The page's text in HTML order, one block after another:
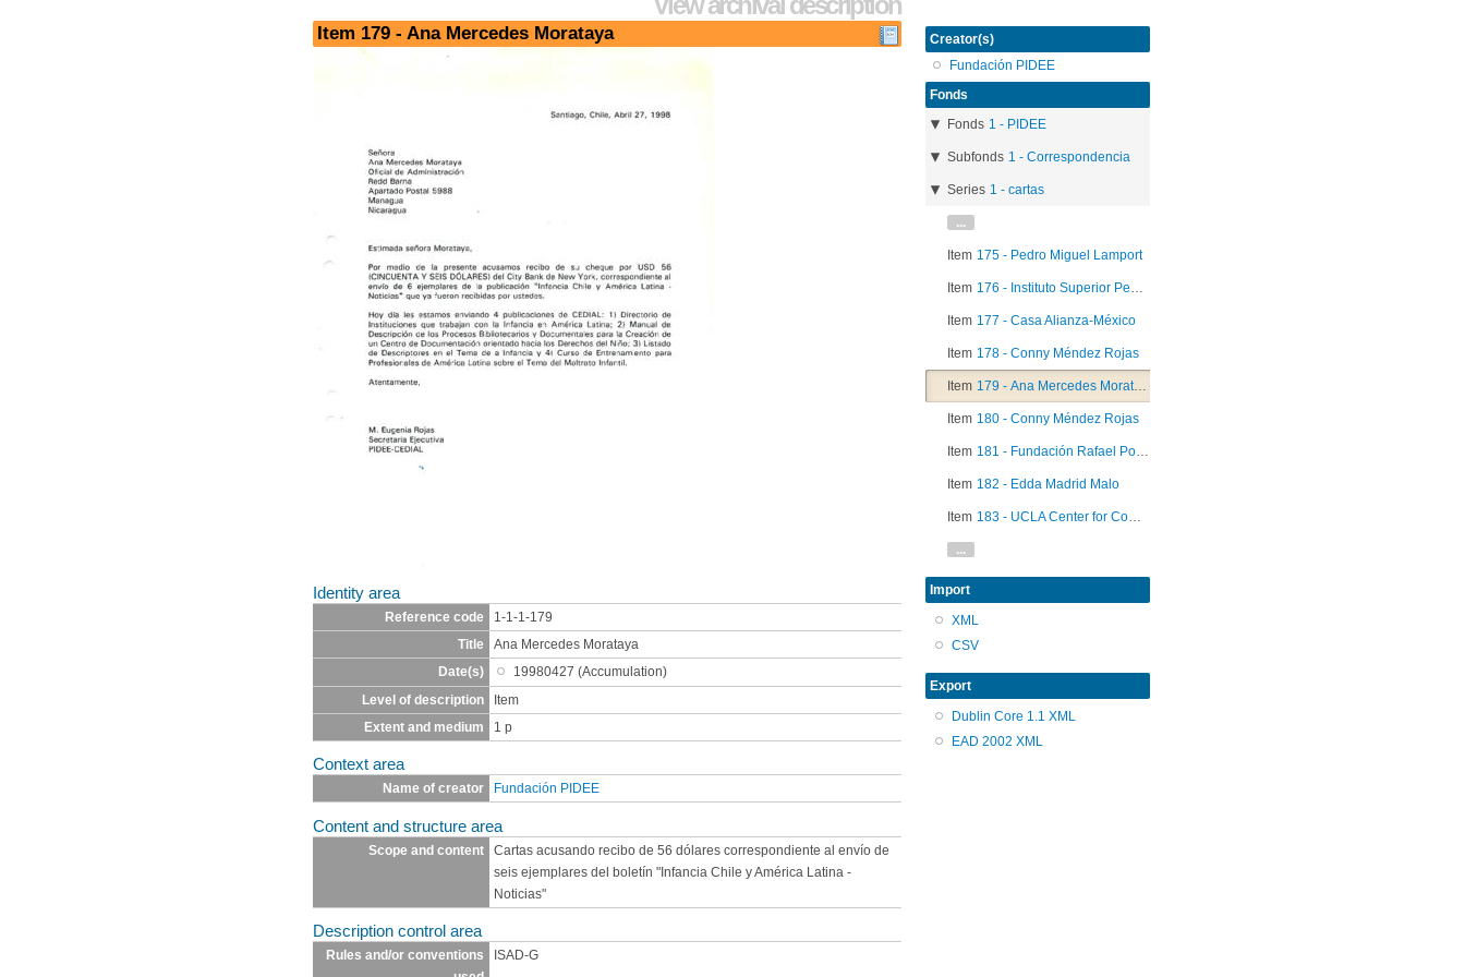
Item 179 - Ana Mercedes Morataya
Identity area
Reference code
1-1-1-179
Title
Ana Mercedes Morataya
Date(s)
19980427 (Accumulation)
Level of description
Item
Extent and medium
1 p
Context area
Name of creator Fundación PIDEE
Content and structure area
Scope and content
Cartas acusando recibo de 56 dólares correspondiente al envío de
seis ejemplares del boletín "Infancia Chile y América Latina -
Noticias"
Description control area
Rules and/or conventions
ISAD-G
Creator(s)
Fundación PIDEE
Fonds
Fonds 1 - PIDEE
Subfonds 1 - Correspondencia
Series 1 - cartas
...
Item 175 - Pedro Miguel Lamport
Item 176 - Instituto Superior Pedagógico "Pepito Tey"
Item 177 - Casa Alianza-México
Item 178 - Conny Méndez Rojas
Item 179 - Ana Mercedes Morataya
Item 180 - Conny Méndez Rojas
Item 181 - Fundación Rafael Pombo
Item 182 - Edda Madrid Malo
Item 183 - UCLA Center for Communication Policy
...
Import
XML
CSV
Export
Dublin Core 1.1 XML
EAD 2002 XML